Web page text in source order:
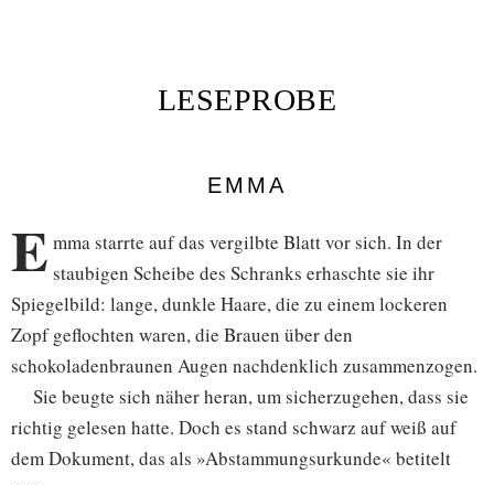
LESEPROBE
EMMA
E mma starrte auf das vergilbte Blatt vor sich. In der
staubigen Scheibe des Schranks erhaschte sie ihr
Spiegelbild: lange, dunkle Haare, die zu einem lockeren
Zopf geflochten waren, die Brauen über den
schokoladenbraunen Augen nachdenklich zusammenzogen.
Sie beugte sich näher heran, um sicherzugehen, dass sie
richtig gelesen hatte. Doch es stand schwarz auf weiß auf
dem Dokument, das als »Abstammungsurkunde« betitelt